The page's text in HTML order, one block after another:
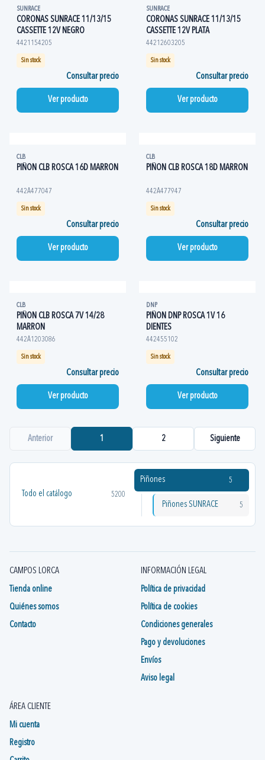
Todo el catálogo 5200
Piñones 5
Piñones SUNRACE 5
SUNRACE
CORONAS SUNRACE 11/13/15
CASSETTE 12V NEGRO
4421154205
Sin stock
Consultar precio
Ver producto
SUNRACE
CORONAS SUNRACE 11/13/15
CASSETTE 12V PLATA
44212603205
Sin stock
Consultar precio
Ver producto
CLB
PIÑON CLB ROSCA 16D MARRON
442A477047
Sin stock
Consultar precio
Ver producto
CLB
PIÑON CLB ROSCA 18D MARRON
442A477947
Sin stock
Consultar precio
Ver producto
CLB
PIÑON CLB ROSCA 7V 14/28
MARRON
442A1203086
Sin stock
Consultar precio
Ver producto
DNP
PIÑON DNP ROSCA 1V 16
DIENTES
442455102
Sin stock
Consultar precio
Ver producto
Anterior 1 2 Siguiente
CAMPOS LORCA
Tienda online
Quiénes somos
Contacto
INFORMACIÓN LEGAL
Política de privacidad
Política de cookies
Condiciones generales
Pago y devoluciones
Envíos
Aviso legal
ÁREA CLIENTE
Mi cuenta
Registro